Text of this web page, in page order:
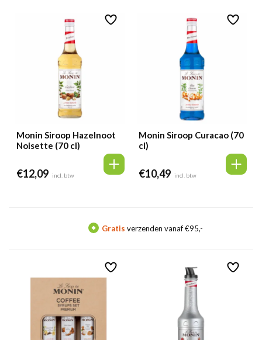
Monin Siroop Hazelnoot
Noisette (70 cl)
€12,09 incl. btw
Monin Siroop Curacao (70
cl)
€10,49 incl. btw
Gratis verzenden vanaf €95,-